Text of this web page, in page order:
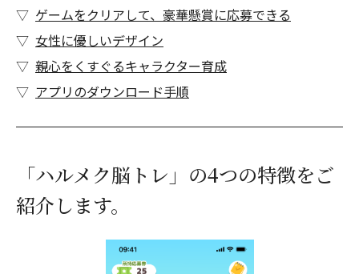
ゲームをクリアして、豪華懸賞に応募できる
女性に優しいデザイン
親心をくすぐるキャラクター育成
アプリのダウンロード手順
「ハルメク脳トレ」の4つの特徴をご
紹介します。